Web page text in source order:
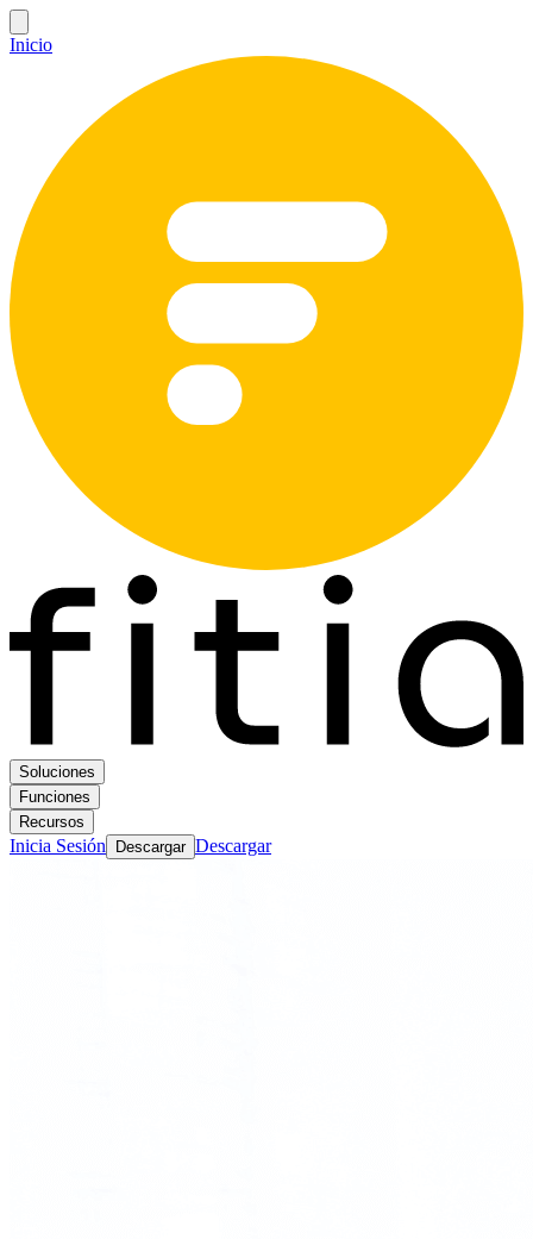
Inicio
Soluciones
Funciones
Recursos
Inicia Sesión Descargar Descargar